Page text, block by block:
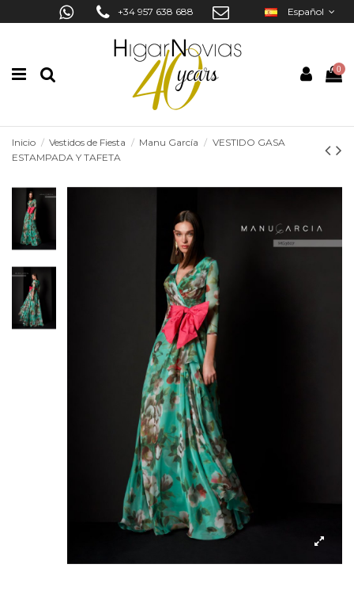
+34 957 638 688 Español
0
Inicio Vestidos de Fiesta Manu García
VESTIDO GASA
ESTAMPADA Y TAFETA